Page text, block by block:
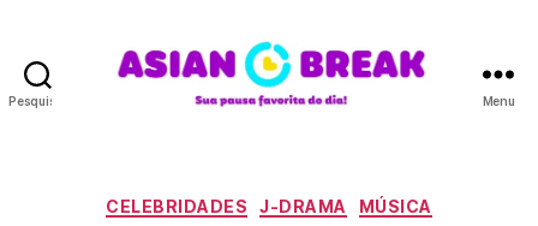
Pesquisar
A
Menu
C
CELEBRIDADES J-DRAMA MÚSICA